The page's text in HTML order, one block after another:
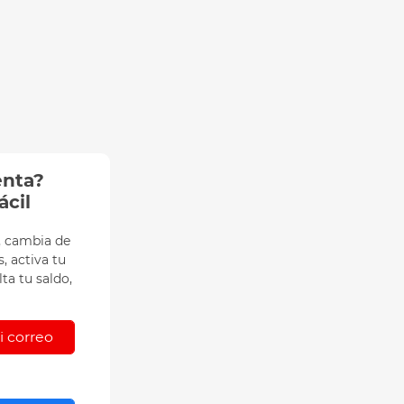
cambia de
activa tu
tu saldo,
correo